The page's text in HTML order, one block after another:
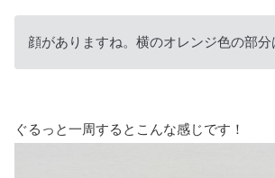
顔がありますね。横のオレンジ色の部分
ぐるっと一周するとこんな感じです！